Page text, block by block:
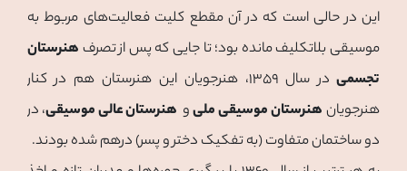
این در حالی است که در آن مقطع کلیت فعالیت‌های مربوط به
موسیقی بلاتکلیف مانده بود؛ تا جایی که پس از تصرف هنرستان
تجسمی
در سال ۱۳۵۹، هنرجویان این هنرستان هم در کنار
هنرجویان هنرستان‌ موسیقی ملیو هنرستان عالی موسیقی، در
دو ساختمان متفاوت (به تفکیک دختر و پسر) درهم شده بودند.